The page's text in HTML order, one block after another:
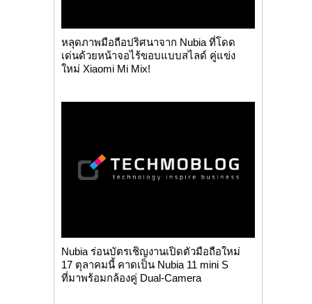
หลุดภาพมือถือปริศนาจาก Nubia ที่โดด
เด่นด้วยหน้าจอไร้ขอบแบบสไลด์ คู่แข่ง
ใหม่ Xiaomi Mi Mix!
Nubia ร่อนบัตรเชิญงานเปิดตัวมือถือใหม่
17 ตุลาคมนี้ คาดเป็น Nubia 11 mini S
ที่มาพร้อมกล้องคู่ Dual-Camera